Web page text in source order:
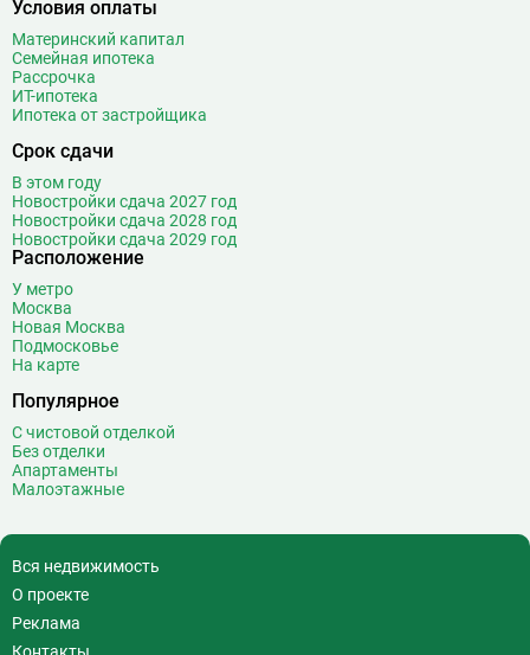
Варшавская
ВДНХ
Верхние Лихоборы
Водный стадион
Войковская
Волгоградский проспект
Волжская
Воробьёвы горы
Выставочная
Выставочный центр
Выхино
Г Генерала Тюленева
Д Давыдково
Деловой центр
Дмитровская
Условия оплаты
Материнский капитал
Семейная ипотека
Рассрочка
ИТ-ипотека
Ипотека от застройщика
Срок сдачи
В этом году
Новостройки сдача 2027 год
Новостройки сдача 2028 год
Новостройки сдача 2029 год
Расположение
У метро
Москва
Новая Москва
Подмосковье
На карте
Популярное
С чистовой отделкой
Без отделки
Апартаменты
Малоэтажные
Вся недвижимость
О проекте
Реклама